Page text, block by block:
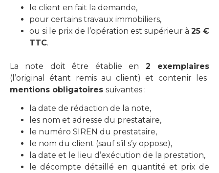
le client en fait la demande,
pour certains travaux immobiliers,
ou si le prix de l’opération est supérieur à 25 €
TTC.
La note doit être établie en 2 exemplaires
(l’original étant remis au client) et contenir les
mentions obligatoires suivantes :
la date de rédaction de la note,
les nom et adresse du prestataire,
le numéro SIREN du prestataire,
le nom du client (sauf s’il s’y oppose),
la date et le lieu d’exécution de la prestation,
le décompte détaillé en quantité et prix de